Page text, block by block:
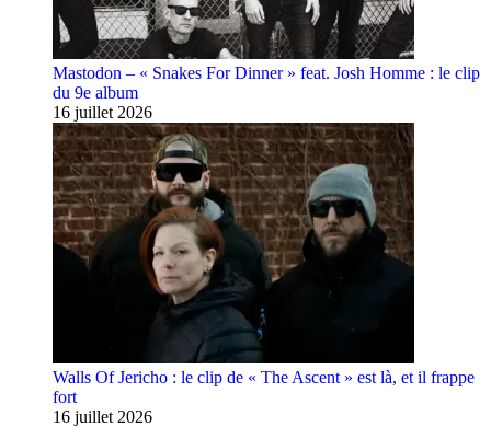
Mastodon – « Snakes For Dinner » feat. Josh Homme : le clip
du 9e album
16 juillet 2026
Walls Of Jericho : le clip de « The Ascent » est là, et il frappe
fort
16 juillet 2026